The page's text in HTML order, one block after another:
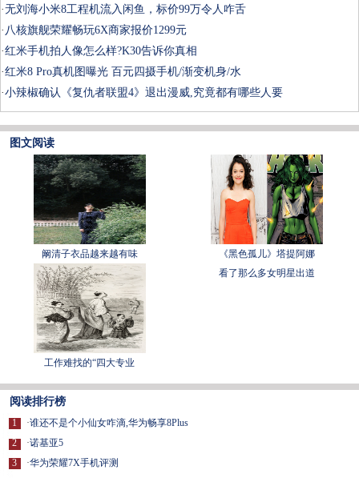
·无刘海小米8工程机流入闲鱼，标价99万令人咋舌
· 八核旗舰荣耀畅玩6X商家报价1299元
·红米手机拍人像怎么样?K30告诉你真相
·红米8 Pro真机图曝光 百元四摄手机/渐变机身/水
·小辣椒确认《复仇者联盟4》退出漫威,究竟都有哪些人要
图文阅读
阚清子衣品越来越有味 《黑色孤儿》塔提阿娜
工作难找的“四大专业
看了那么多女明星出道
阅读排行榜
1
2
3
·谁还不是个小仙女咋滴,华为畅享8Plus
·诺基亚5
·华为荣耀7X手机评测